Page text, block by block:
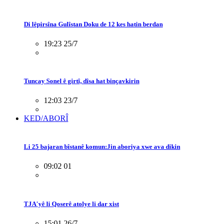
Di lêpirsîna Gulîstan Doku de 12 kes hatin berdan
19:23 25/7
Tuncay Sonel ê girtî, dîsa hat binçavkirin
12:03 23/7
KED/ABORÎ
Li 25 bajaran bîstanê komun:Jin aboriya xwe ava dikin
09:02 01
TJA'yê li Qoserê atolye li dar xist